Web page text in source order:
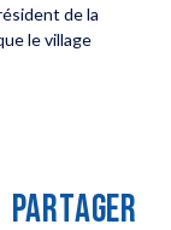
de la
le village
PARTAGER